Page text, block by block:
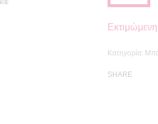
Κατηγορία:
SHARE